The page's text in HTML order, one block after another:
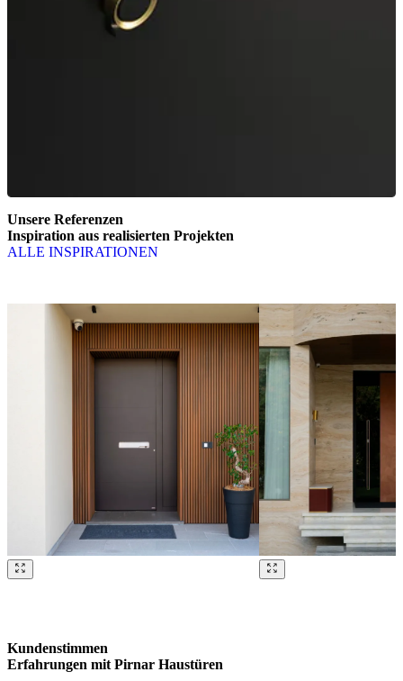
Unsere Referenzen
Inspiration aus realisierten Projekten
ALLE INSPIRATIONEN
Kundenstimmen
Erfahrungen mit Pirnar Haustüren